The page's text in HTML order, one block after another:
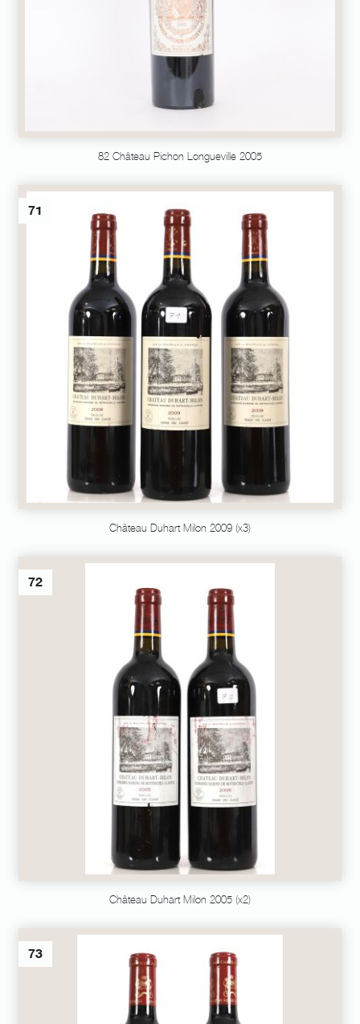
82 Château Pichon Longueville 2005
71
Château Duhart Milon 2009 (x3)
72
Château Duhart Milon 2005 (x2)
73